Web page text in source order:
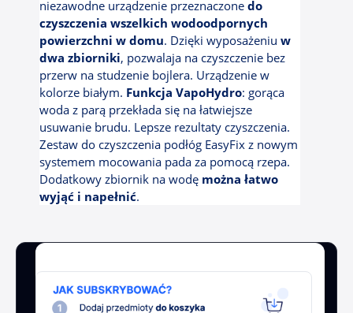
niezawodne urządzenie przeznaczone do
czyszczenia wszelkich wodoodpornych
powierzchni w domu. Dzięki wyposażeniu w
dwa zbiorniki, pozwalaja na czyszczenie bez
przerw na studzenie bojlera. Urządzenie w
kolorze białym. Funkcja VapoHydro: gorąca
woda z parą przekłada się na łatwiejsze
usuwanie brudu. Lepsze rezultaty czyszczenia.
Zestaw do czyszczenia podłóg EasyFix z nowym
systemem mocowania pada za pomocą rzepa.
Dodatkowy zbiornik na wodę można łatwo
wyjąć i napełnić.